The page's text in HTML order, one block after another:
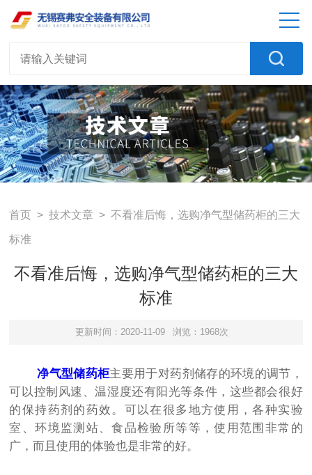
首页 >技术文章 > 不看准后悔，选购净气型储药柜的三大
标准
不看准后悔，选购净气型储药柜的三大
标准
更新时间：2020-11-09 浏览：1968次
净气型储药柜主要用于对药剂储存的环境的调节，
可以控制风速、温湿度还有阳光等条件，这些都会很好
的保持药剂的药效。可以在很多地方使用，各种实验
室、环境监测站、食品检验所等等，使用范围非常的
广，而且使用的体验也是非常的好。